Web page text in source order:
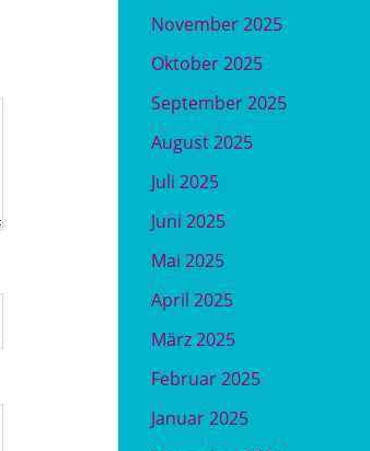
November 2025
Oktober 2025
September 2025
August 2025
Juli 2025
Juni 2025
Mai 2025
April 2025
März 2025
Februar 2025
Januar 2025